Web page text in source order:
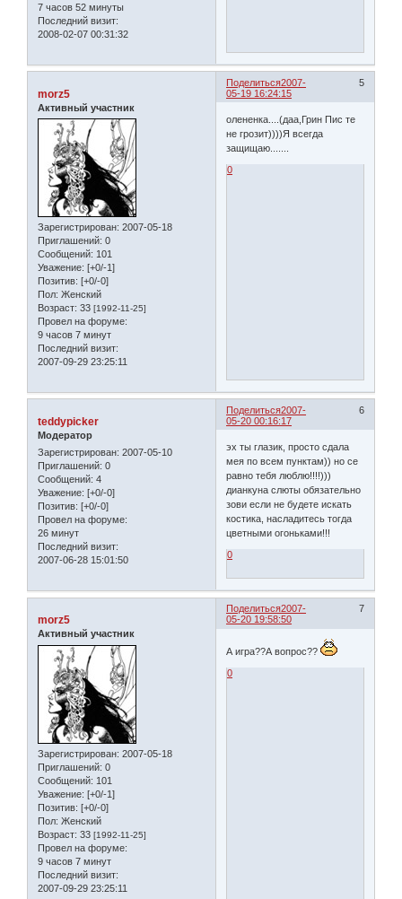
7 часов 52 минуты
Последний визит:
2008-02-07 00:31:32
Поделиться 5
2007-
05-19 16:24:15
morz5
Активный участник
Зарегистрирован: 2007-05-18
Приглашений: 0
Сообщений: 101
Уважение: [+0/-1]
Позитив: [+0/-0]
Пол: Женский
Возраст: 33 [1992-11-25]
Провел на форуме:
9 часов 7 минут
Последний визит:
2007-09-29 23:25:11
олененка....(даа,Грин Пис те
не грозит))))Я всегда
защищаю.......
0
Поделиться 6
2007-
05-20 00:16:17
teddypicker
Модератор
Зарегистрирован: 2007-05-10
Приглашений: 0
Сообщений: 4
Уважение: [+0/-0]
Позитив: [+0/-0]
Провел на форуме:
26 минут
Последний визит:
2007-06-28 15:01:50
эх ты глазик, просто сдала
мея по всем пунктам)) но се
равно тебя люблю!!!!)))
дианкуна слюты обязательно
зови если не будете искать
костика, насладитесь тогда
цветными огоньками!!!
0
Поделиться 7
2007-
05-20 19:58:50
morz5
Активный участник
Зарегистрирован: 2007-05-18
Приглашений: 0
Сообщений: 101
Уважение: [+0/-1]
Позитив: [+0/-0]
Пол: Женский
Возраст: 33 [1992-11-25]
Провел на форуме:
9 часов 7 минут
Последний визит:
2007-09-29 23:25:11
А игра??А вопрос??
0